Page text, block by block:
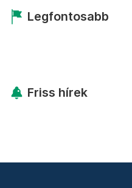
Legfontosabb
Friss hírek